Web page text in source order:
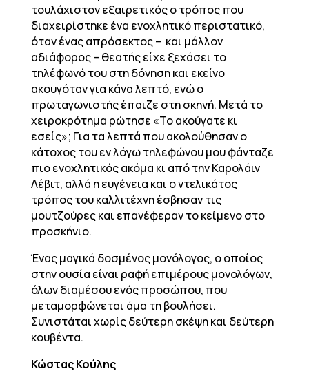
τουλάχιστον εξαιρετικός ο τρόπος που
διαχειρίστηκε ένα ενοχλητικό περιστατικό,
όταν ένας απρόσεκτος – και μάλλον
αδιάφορος – θεατής είχε ξεχάσει το
τηλέφωνό του στη δόνηση και εκείνο
ακουγόταν για κάνα λεπτό, ενώ ο
πρωταγωνιστής έπαιζε στη σκηνή. Μετά το
χειροκρότημα ρώτησε «Το ακούγατε κι
εσείς»; Για τα λεπτά που ακολούθησαν ο
κάτοχος του εν λόγω τηλεφώνου μου φάνταζε
πιο ενοχλητικός ακόμα κι από την Καρολάιν
Λέβιτ, αλλά η ευγένεια και ο ντελικάτος
τρόπος του καλλιτέχνη έσβησαν τις
μουτζούρες και επανέφεραν το κείμενο στο
προσκήνιο.
Ένας μαγικά δοσμένος μονόλογος, ο οποίος
στην ουσία είναι ραφή επιμέρους μονολόγων,
όλων διαμέσου ενός προσώπου, που
μεταμορφώνεται άμα τη βουλήσει.
Συνιστάται χωρίς δεύτερη σκέψη και δεύτερη
κουβέντα.
Κώστας Κούλης